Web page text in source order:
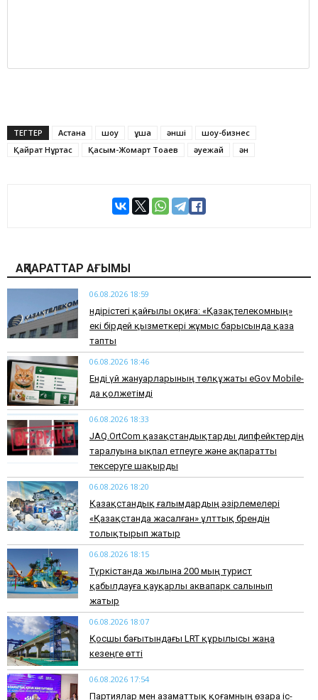
ТЕГТЕР Астана шоу ұшақ әнші
шоу-бизнес
Қайрат Нұртас
Қасым-Жомарт Тоқаев әуежай ән
АҚПАРАТТАР АҒЫМЫ
06.08.2026 18:59
Өндірістегі қайғылы оқиға: «Қазақтелекомның»
екі бірдей қызметкері жұмыс барысында қаза
тапты
06.08.2026 18:46
Енді үй жануарларының төлқұжаты eGov Mobile-
да қолжетімді
06.08.2026 18:33
JAQ.OrtCom қазақстандықтарды дипфейктердің
таралуына ықпал етпеуге және ақпаратты
тексеруге шақырды
06.08.2026 18:20
Қазақстандық ғалымдардың әзірлемелері
«Қазақстанда жасалған» ұлттық брендін
толықтырып жатыр
06.08.2026 18:15
Түркістанда жылына 200 мың турист
қабылдауға қауқарлы аквапарк салынып
жатыр
06.08.2026 18:07
Қосшы бағытындағы LRT құрылысы жаңа
кезеңге өтті
06.08.2026 17:54
Партиялар мен азаматтық қоғамның өзара іс-